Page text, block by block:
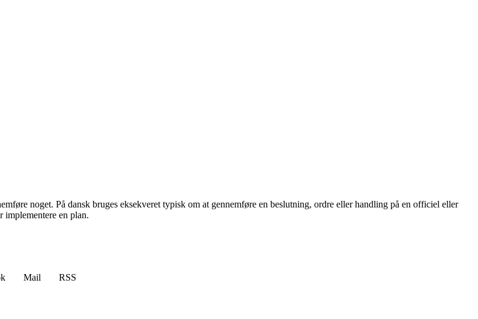
noget. På dansk bruges eksekveret typisk om at gennemføre en beslutning, ordre eller handling på en officiel eller
implementere en plan.
Mail
RSS